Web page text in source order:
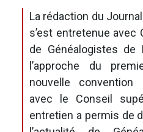
La rédaction du
s’est entretenue avec
de Généalogistes de
l’approche du
nouvelle convention
avec le Conseil
entretien a permis de